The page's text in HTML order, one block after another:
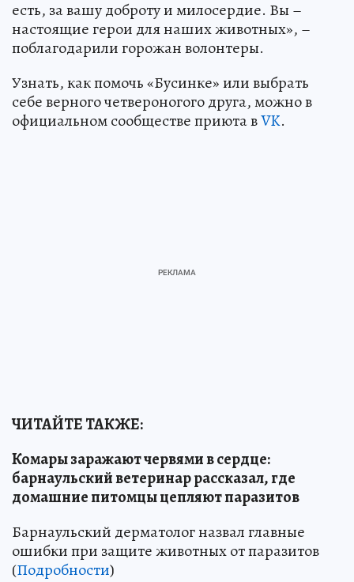
есть, за вашу доброту и милосердие. Вы –
настоящие герои для наших животных», –
поблагодарили горожан волонтеры.
Узнать, как помочь «Бусинке» или выбрать
себе верного четвероногого друга, можно в
официальном сообществе приюта вVK.
ЧИТАЙТЕ ТАКЖЕ:
Комары заражают червями в сердце:
барнаульский ветеринар рассказал, где
домашние питомцы цепляют паразитов
Барнаульский дерматолог назвал главные
ошибки при защите животных от паразитов
(Подробности)